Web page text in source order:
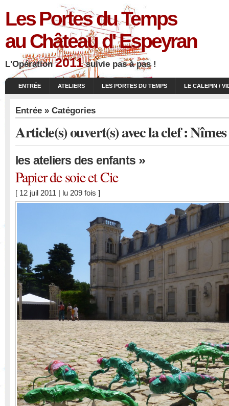
Les Portes du Temps
au Château d' Espeyran
L'Opération2011suivie pas à pas !
ENTRÉE ATELIERS LES PORTES DU TEMPS LE CALEPIN /
Entrée » Catégories
Article(s) ouvert(s) avec la clef :
les ateliers des enfants »
Papier de soie et Cie
[ 12 juil 2011 | lu 209 fois ]